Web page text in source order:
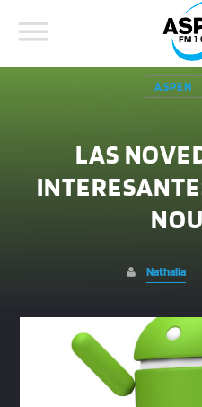
BUSCAR
COMPARTE
ASPEN
LAS
Nathalia